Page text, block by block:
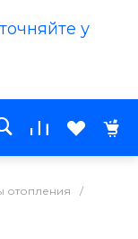
у
отопления
/